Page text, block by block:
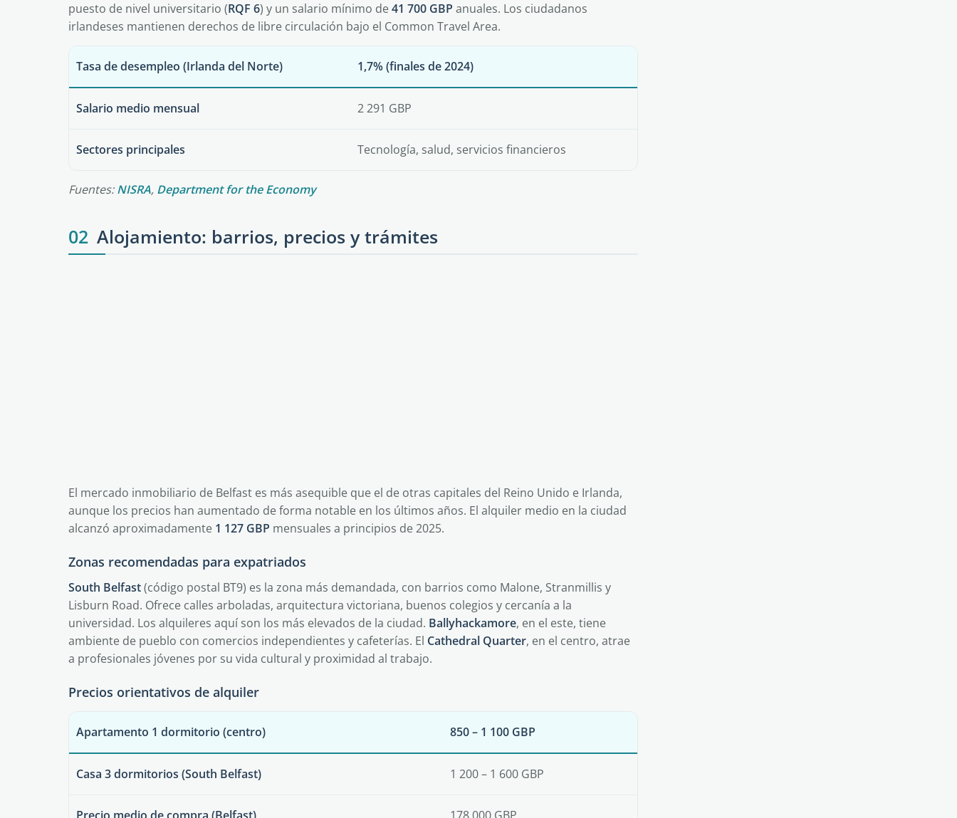
puesto de nivel universitario (RQF 6) y un salario mínimo de41 700 GBP anuales. Los ciudadanos
irlandeses mantienen derechos de libre circulación bajo el Common Travel Area.
Tasa de desempleo (Irlanda del Norte) 1,7% (finales de 2024)
Salario medio mensual 2 291 GBP
Sectores principales Tecnología, salud, servicios financieros
Fuentes:NISRA, Department for the Economy
02 Alojamiento: barrios, precios y trámites
El mercado inmobiliario de Belfast es más asequible que el de otras capitales del Reino Unido e Irlanda,
aunque los precios han aumentado de forma notable en los últimos años. El alquiler medio en la ciudad
alcanzó aproximadamente 1 127 GBP mensuales a principios de 2025.
Zonas recomendadas para expatriados
South Belfast(código postal BT9) es la zona más demandada, con barrios como Malone, Stranmillis y
Lisburn Road. Ofrece calles arboladas, arquitectura victoriana, buenos colegios y cercanía a la
universidad. Los alquileres aquí son los más elevados de la ciudad. Ballyhackamore, en el este, tiene
ambiente de pueblo con comercios independientes y cafeterías. El Cathedral Quarter, en el centro, atrae
a profesionales jóvenes por su vida cultural y proximidad al trabajo.
Precios orientativos de alquiler
Apartamento 1 dormitorio (centro) 850 – 1 100 GBP
Casa 3 dormitorios (South Belfast) 1 200 – 1 600 GBP